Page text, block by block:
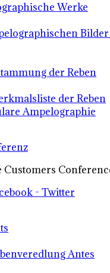
Werke
der Reben
der Reben
Ampelographie
Customers
- Twitter
Antes